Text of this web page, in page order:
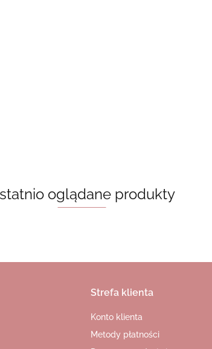
oglądane produkty
Strefa klienta
Konto klienta
Metody płatności